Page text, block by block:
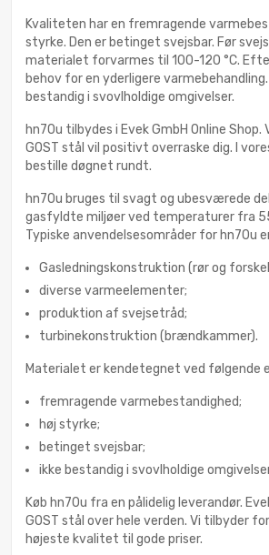
Kvaliteten har en fremragende
styrke. Den er betinget svejsbar. Før
materialet forvarmes til 100-120 °C.
behov for en yderligere
bestandig i svovlholdige omgivelser.
hn70u tilbydes i Evek GmbH Online Shop.
GOST stål vil positivt overraske dig. I
bestille døgnet rundt.
hn70u bruges til svagt og ubesværede
gasfyldte miljøer ved temperaturer fra
Typiske anvendelsesområder for hn70u
Gasledningskonstruktion (rør og
diverse varmeelementer;
produktion af svejsetråd;
turbinekonstruktion (brændkammer).
Materialet er kendetegnet ved følgende
fremragende varmebestandighed;
høj styrke;
betinget svejsbar;
ikke bestandig i svovlholdige
Køb hn70u fra en pålidelig leverandør.
GOST stål over hele verden. Vi tilbyder
højeste kvalitet til gode priser.